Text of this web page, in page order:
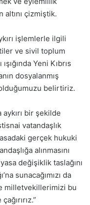
altını çizmiştik.
işlemlerle ilgili
ve sivil toplum
Yeni Kıbrıs
dosyalanmış
belirtiriz.
bir şekilde
vatandaşlık
gerçek hukuki
alınmasını
değişiklik taslağını
sunacağımızı da
milletvekillerimizi bu